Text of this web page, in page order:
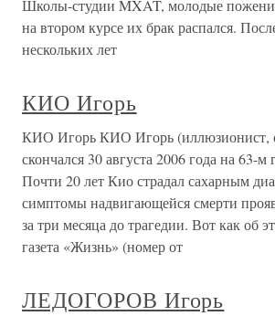
Школы-студии MXAT, молодые
на втором курсе их брак распался.
нескольких лет
КИО Игорь
КИО Игорь КИО Игорь (иллюзионист,
скончался 30 августа 2006 года на 63-
Почти 20 лет Кио страдал сахарным
симптомы надвигающейся смерти
за три месяца до трагедии. Вот как об
газета «Жизнь» (номер от
ЛЕДОГОРОВ Игорь